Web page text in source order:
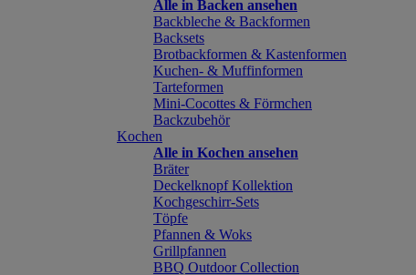
Alle in Backen ansehen
Backbleche & Backformen
Backsets
Brotbackformen & Kastenformen
Kuchen- & Muffinformen
Tarteformen
Mini-Cocottes & Förmchen
Backzubehör
Kochen
Alle in Kochen ansehen
Bräter
Deckelknopf Kollektion
Kochgeschirr-Sets
Töpfe
Pfannen & Woks
Grillpfannen
BBQ Outdoor Collection